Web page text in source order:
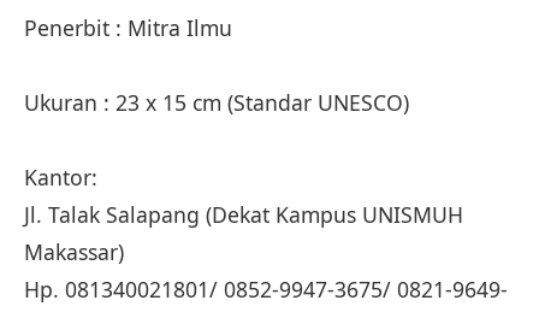
Penerbit : Mitra Ilmu
Ukuran : 23 x 15 cm (Standar UNESCO)
Kantor:
Jl. Talak Salapang (Dekat Kampus UNISMUH
Makassar)
Hp. 081340021801/ 0852-9947-3675/ 0821-9649-